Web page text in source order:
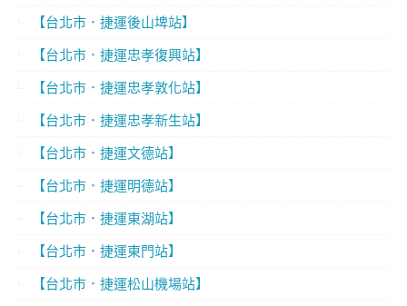
【台北市．捷運後山埤站】
【台北市．捷運忠孝復興站】
【台北市．捷運忠孝敦化站】
【台北市．捷運忠孝新生站】
【台北市．捷運文德站】
【台北市．捷運明德站】
【台北市．捷運東湖站】
【台北市．捷運東門站】
【台北市．捷運松山機場站】